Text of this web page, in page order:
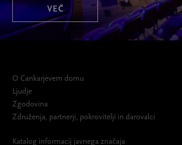
VEČ
O Cankarjevem domu
Ljudje
Zgodovina
Združenja, partnerji, pokrovitelji in darovalci
Katalog informacij javnega značaja